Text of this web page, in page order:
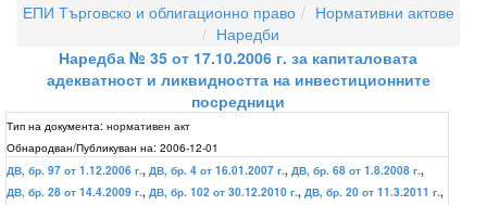
ЕПИ Търговско и облигационно право
Нормативни актове
Наредби
Наредба № 35 от 17.10.2006 г. за капиталовата
адекватност и ликвидността на инвестиционните
посредници
Тип на документа: нормативен акт
Обнародван/Публикуван на: 2006-12-01
ДВ, бр. 97 от 1.12.2006 г., ДВ, бр. 4 от 16.01.2007 г., ДВ, бр. 68 от 1.8.2008 г.,
ДВ, бр. 28 от 14.4.2009 г., ДВ, бр. 102 от 30.12.2010 г., ДВ, бр. 20 от 11.3.2011 г.,